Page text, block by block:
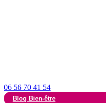
06 56 70 41 54
Blog Bien-être